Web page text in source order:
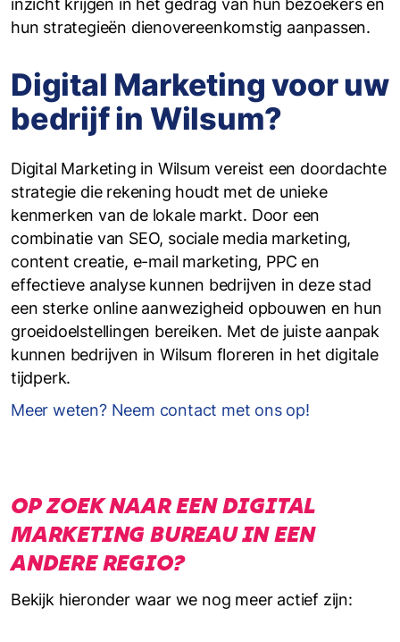
inzicht krijgen in het gedrag van hun bezoekers en
hun strategieën dienovereenkomstig aanpassen.
Digital Marketing voor uw
bedrijf in Wilsum?
Digital Marketing in Wilsum vereist een doordachte
strategie die rekening houdt met de unieke
kenmerken van de lokale markt. Door een
combinatie van SEO, sociale media marketing,
content creatie, e-mail marketing, PPC en
effectieve analyse kunnen bedrijven in deze stad
een sterke online aanwezigheid opbouwen en hun
groeidoelstellingen bereiken. Met de juiste aanpak
kunnen bedrijven in Wilsum floreren in het digitale
tijdperk.
Meer weten? Neem contact met ons op!
OP ZOEK NAAR EEN DIGITAL
MARKETING BUREAU IN EEN
ANDERE REGIO?
Bekijk hieronder waar we nog meer actief zijn: